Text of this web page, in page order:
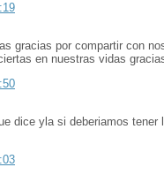
gracias por compartir con
en nuestras vidas
dice yla si deberiamos